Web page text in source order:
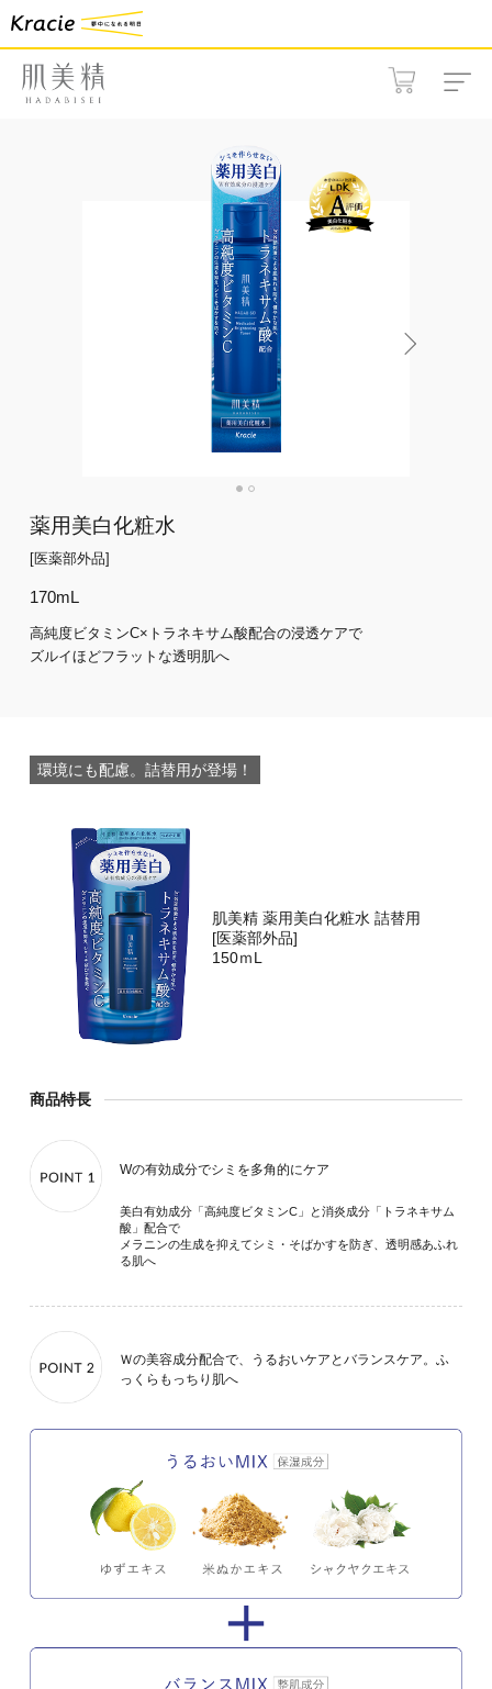
薬用美白化粧水
[医薬部外品]
170mL
高純度ビタミンC×トラネキサム酸配合の浸透ケアで
ズルイほどフラットな透明肌へ
環境にも配慮。詰替用が登場！
肌美精 薬用美白化粧水 詰替用
[医薬部外品]
150ｍL
商品特長
Wの有効成分でシミを多角的にケア
美白有効成分「高純度ビタミンC」と消炎成分「トラネキサム
酸」配合で
メラニンの生成を抑えてシミ・そばかすを防ぎ、透明感あふれ
る肌へ
Ｗの美容成分配合で、うるおいケアとバランスケア。ふ
っくらもっちり肌へ